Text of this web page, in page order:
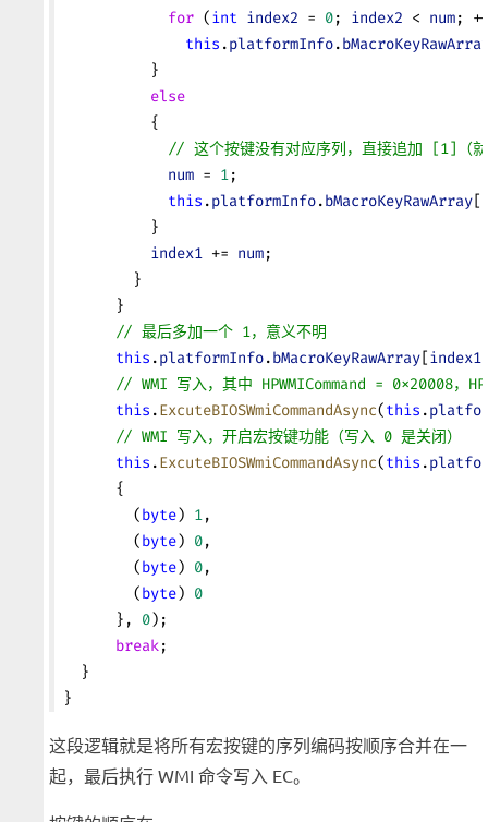
            for
(int index2 = 0; index2 < num;
              this
.platformInfo.
          }
          else
          {
// 这个按键没有对应序列，直接追加 [1]（
            num
= 1;
            this
.platformInfo.bMacroKeyRawArray[
          }
          index1
+= num;
        }
      }
      // 最后多加一个 1，意义不明
      this
.platformInfo.bMacroKeyRawArray[index1
// WMI 写入，其中 HPWMICommand = 0x20008，
      this
.ExcuteBIOSWmiCommandAsync(this .
      // WMI 写入，开启宏按键功能（写入 0 是关闭）
      this
.ExcuteBIOSWmiCommandAsync(this .
      {
        (
byte) 1,
        (
byte) 0,
        (
byte) 0,
        (
byte) 0
      },
0);
      break
;
  }
}
这段逻辑就是将所有宏按键的序列编码按顺序合并在一
起，最后执行 WMI 命令写入 EC。